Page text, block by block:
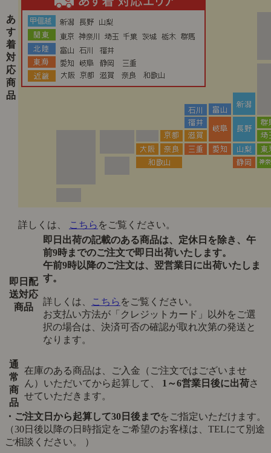
あ
す
着
対
応
商
品
詳しくは、 こちら をご覧ください。
即日配
送対応
商品
即日出荷の記載のある商品は、定休日を除き、午
前9時までのご注文で即日出荷いたします。
午前9時以降のご注文は、翌営業日に出荷いたしま
す。
詳しくは、 こちら をご覧ください。
お支払い方法が「クレジットカード」以外をご選
択の場合は、決済可否の確認が取れ次第の発送と
なります。
通
常
商
品
在庫のある商品は、ご入金（ご注文ではございませ
ん）いただいてから起算して、 1～6営業日後に出荷さ
せていただきます。
・ご注文日から起算して30日後までをご指定いただけます。
（30日後以降の日時指定をご希望のお客様は、TELにて別途
ご相談ください。 ）